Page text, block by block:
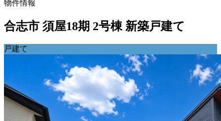
物件情報
合志市 須屋18期 2号棟 新築戸建て
戸建て